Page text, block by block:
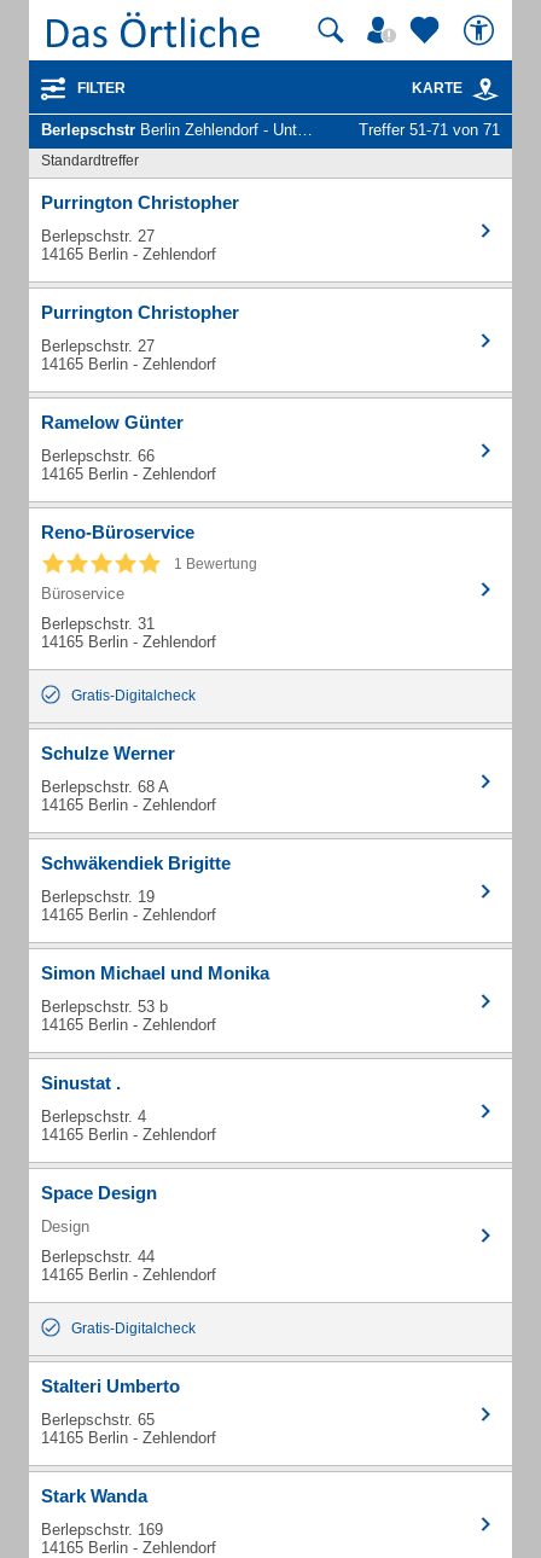
FILTER KARTE
Berlepschstr Berlin Zehlendorf - Unternehmen und Personen Treffer 51-71 von 71
Standardtreffer
Purrington Christopher
Berlepschstr. 27
14165 Berlin - Zehlendorf
Purrington Christopher
Berlepschstr. 27
14165 Berlin - Zehlendorf
Ramelow Günter
Berlepschstr. 66
14165 Berlin - Zehlendorf
Reno-Büroservice
1 Bewertung
Büroservice
Berlepschstr. 31
14165 Berlin - Zehlendorf
Gratis-Digitalcheck
Schulze Werner
Berlepschstr. 68 A
14165 Berlin - Zehlendorf
Schwäkendiek Brigitte
Berlepschstr. 19
14165 Berlin - Zehlendorf
Simon Michael und Monika
Berlepschstr. 53 b
14165 Berlin - Zehlendorf
Sinustat .
Berlepschstr. 4
14165 Berlin - Zehlendorf
Space Design
Design
Berlepschstr. 44
14165 Berlin - Zehlendorf
Gratis-Digitalcheck
Stalteri Umberto
Berlepschstr. 65
14165 Berlin - Zehlendorf
Stark Wanda
Berlepschstr. 169
14165 Berlin - Zehlendorf